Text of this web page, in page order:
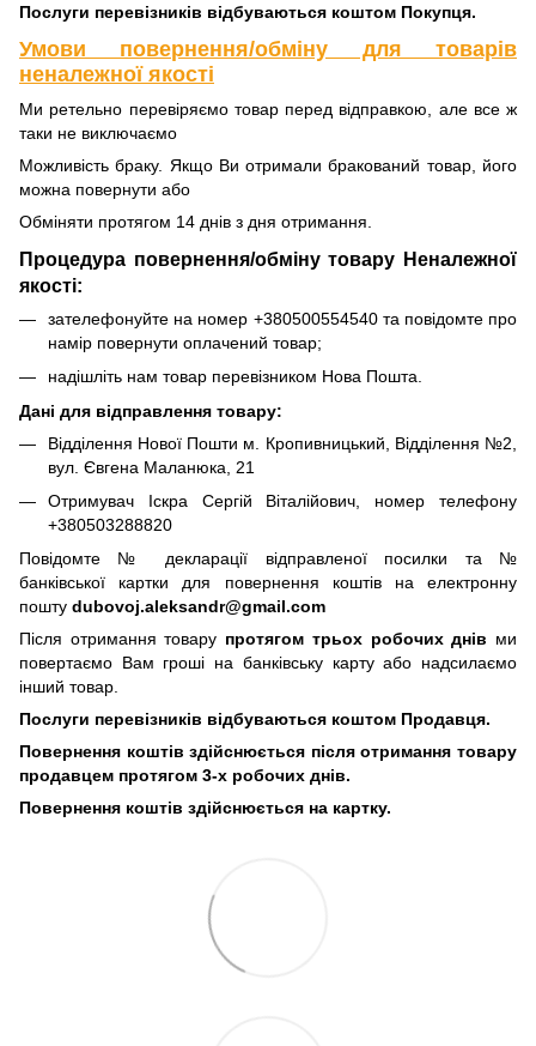
Послуги перевізників відбуваються коштом Покупця.
Умови повернення/обміну для товарів
неналежної якості
Ми ретельно перевіряємо товар перед відправкою, але все ж
таки не виключаємо
Можливість браку. Якщо Ви отримали бракований товар, його
можна повернути або
Обміняти протягом 14 днів з дня отримання.
Процедура повернення/обміну товару Неналежної
якості:
зателефонуйте на номер +380500554540 та повідомте про
намір повернути оплачений товар;
надішліть нам товар перевізником Нова Пошта.
Дані для відправлення товару:
Відділення Нової Пошти м. Кропивницький, Відділення №2,
вул. Євгена Маланюка, 21
Отримувач Іскра Сергій Віталійович, номер телефону
+380503288820
Повідомте № декларації відправленої посилки та №
банківської картки для повернення коштів на електронну
пошту dubovoj.aleksandr@gmail.com
Після отримання товару протягом трьох робочих днів ми
повертаємо Вам гроші на банківську карту або надсилаємо
інший товар.
Послуги перевізників відбуваються коштом Продавця.
Повернення коштів здійснюється після отримання товару
продавцем протягом 3-х робочих днів.
Повернення коштів здійснюється на картку.